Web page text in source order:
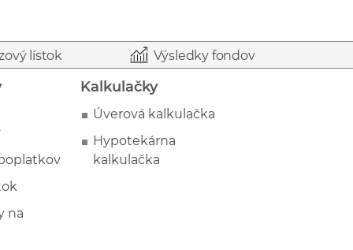
lístok Výsledky fondov
na
Kalkulačky
Úverová kalkulačka
Hypotekárna
kalkulačka